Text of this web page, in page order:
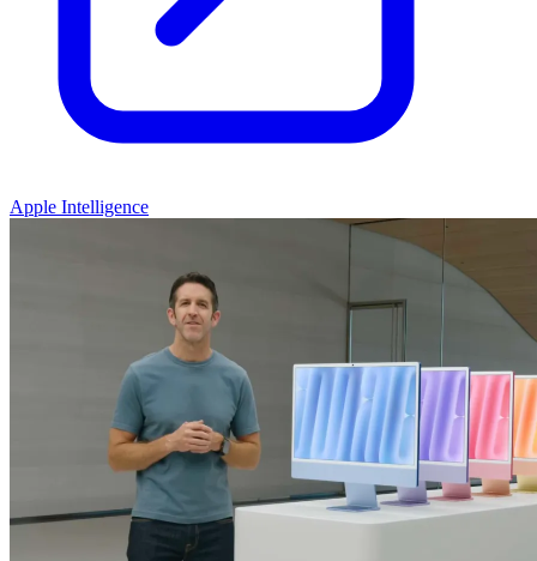
Apple Intelligence